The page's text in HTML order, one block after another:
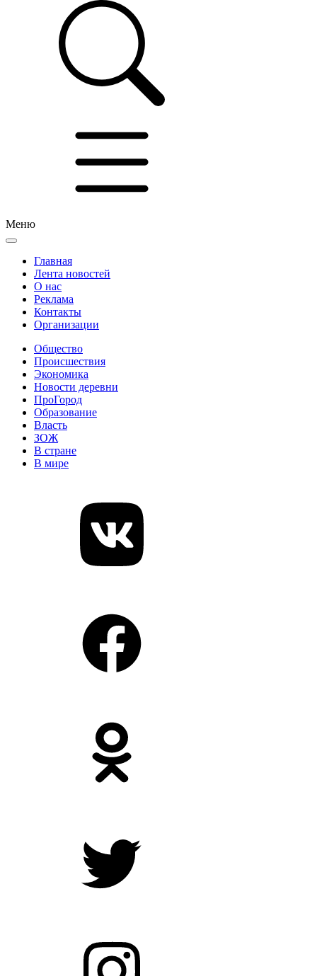
Меню
Главная
Лента новостей
О нас
Реклама
Контакты
Организации
Общество
Происшествия
Экономика
Новости деревни
ПроГород
Образование
Власть
ЗОЖ
В стране
В мире